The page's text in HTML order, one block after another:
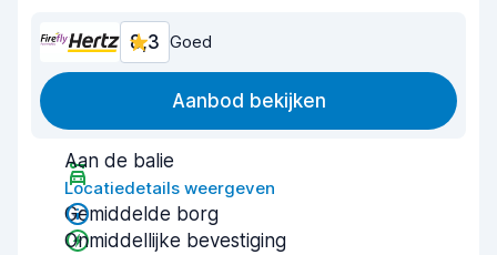
8,3 Goed
Aanbod bekijken
Aan de balie
Locatiedetails weergeven
Gemiddelde borg
Onmiddellijke bevestiging